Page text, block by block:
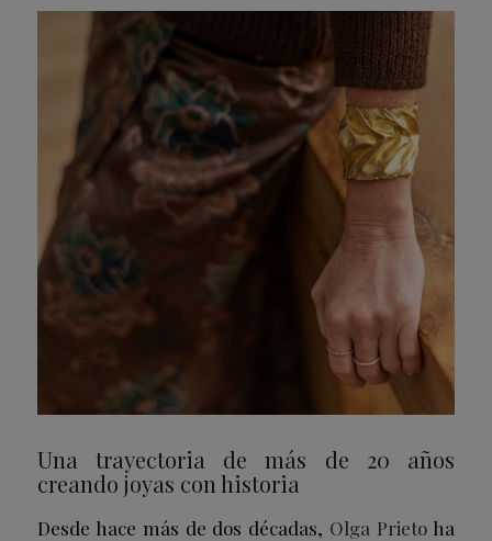
Una trayectoria de más de 20 años
creando joyas con historia
Desde hace más de dos décadas, Olga Prieto ha